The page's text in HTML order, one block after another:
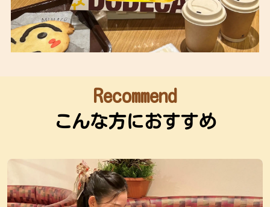
Recommend
こんな方におすすめ